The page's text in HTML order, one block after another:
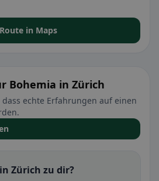
Route in Maps
Bohemia in Zürich
echte Erfahrungen auf einen
Zürich zu dir?